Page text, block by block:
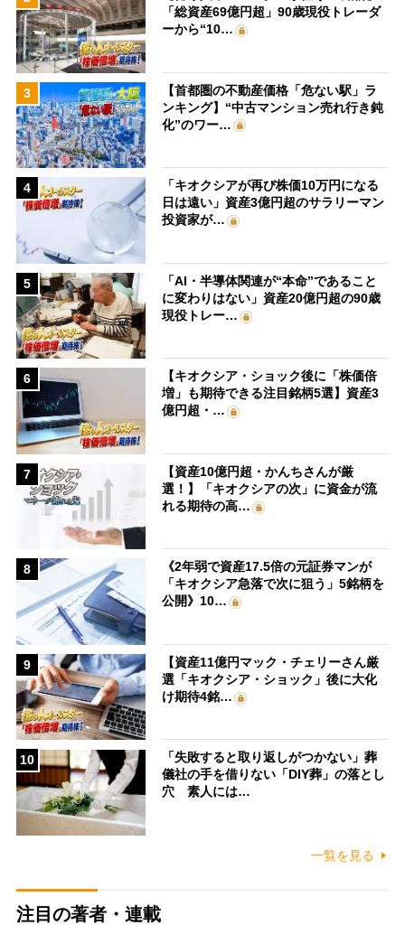
「総資産69億円超」90歳現役トレーダ
ーから“10…
3
【首都圏の不動産価格「危ない駅」ラ
ンキング】“中古マンション売れ行き鈍
化”のワー…
4
「キオクシアが再び株価10万円になる
日は遠い」資産3億円超のサラリーマン
投資家が…
5
「AI・半導体関連が“本命”であること
に変わりはない」資産20億円超の90歳
現役トレー…
6
【キオクシア・ショック後に「株価倍
増」も期待できる注目銘柄5選】資産3
億円超・…
7
【資産10億円超・かんちさんが厳
選！】「キオクシアの次」に資金が流
れる期待の高…
8
《2年弱で資産17.5倍の元証券マンが
「キオクシア急落で次に狙う」5銘柄を
公開》10…
9
【資産11億円マック・チェリーさん厳
選「キオクシア・ショック」後に大化
け期待4銘…
10
「失敗すると取り返しがつかない」葬
儀社の手を借りない「DIY葬」の落とし
穴 素人には…
一覧を見る
注目の著者・連載